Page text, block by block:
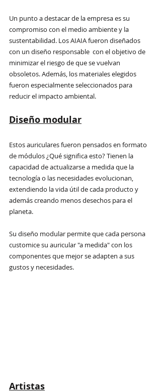
Un punto a destacar de la empresa es su
compromiso con el medio ambiente y la
sustentabilidad. Los AIAIA fueron diseñados
con un diseño responsable  con el objetivo de
minimizar el riesgo de que se vuelvan
obsoletos. Además, los materiales elegidos
fueron especialmente seleccionados para
reducir el impacto ambiental.
Diseño modular
Estos auriculares fueron pensados en formato
de módulos ¿Qué significa esto? Tienen la
capacidad de actualizarse a medida que la
tecnología o las necesidades evolucionan,
extendiendo la vida útil de cada producto y
además creando menos desechos para el
planeta.
Su diseño modular permite que cada persona
customice su auricular "a medida" con los
componentes que mejor se adapten a sus
gustos y necesidades.
Artistas